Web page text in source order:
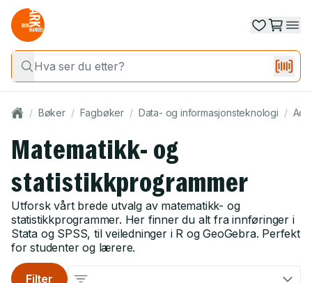
/ Bøker / Fagbøker / Data- og informasjonsteknologi /
Matematikk- og
statistikkprogrammer
Utforsk vårt brede utvalg av matematikk- og
statistikkprogrammer. Her finner du alt fra innføringer i
Stata og SPSS, til veiledninger i R og GeoGebra. Perfekt
for studenter og lærere.
Filter